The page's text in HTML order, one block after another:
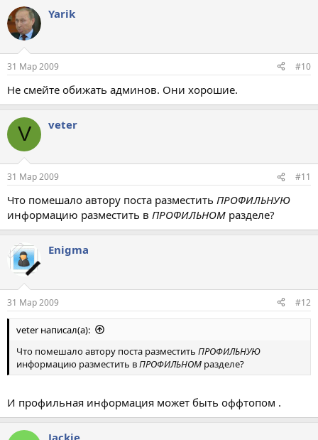
Yarik
31 Мар 2009 #10
Не смейте обижать админов. Они хорошие.
V veter
31 Мар 2009 #11
Что помешало автору поста разместить ПРОФИЛЬНУЮ
информацию разместить в ПРОФИЛЬНОМ разделе?
Enigma
31 Мар 2009 #12
veter написал(а):
Что помешало автору поста разместить ПРОФИЛЬНУЮ
информацию разместить вПРОФИЛЬНОМ разделе?
И профильная информация может быть оффтопом .
Jackie